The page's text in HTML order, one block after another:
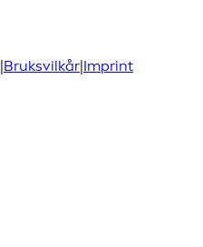
|Bruksvilkår|Imprint